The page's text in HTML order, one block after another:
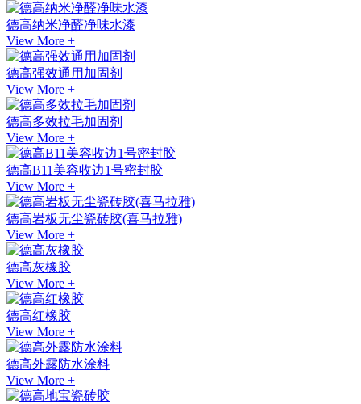
德高纳米净醛净味水漆
View More +
德高强效通用加固剂
View More +
德高多效拉毛加固剂
View More +
德高B11美容收边1号密封胶
View More +
德高岩板无尘瓷砖胶(喜马拉雅)
View More +
德高灰橡胶
View More +
德高红橡胶
View More +
德高外露防水涂料
View More +